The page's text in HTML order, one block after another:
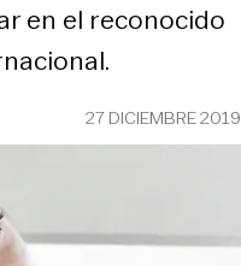
en el reconocido
27 DICIEMBRE 2019